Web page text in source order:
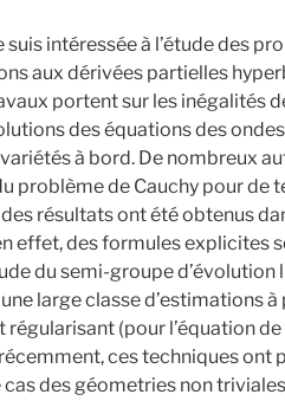
suis intéressée à l’étude des
aux dérivées partielles
portent sur les inégalités
des équations des
variétés à bord. De nombreux
problème de Cauchy pour de
résultats ont été obtenus
effet, des formules explicites
du semi-groupe d’évolution
large classe d’estimations
(pour l’équation de
ces techniques ont
des géometries non